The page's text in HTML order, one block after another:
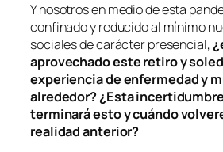
Y nosotros en medio de esta
confinado y reducido al mínimo
sociales de carácter presencial,
aprovechado este retiro y
experiencia de enfermedad y
alrededor? ¿Esta
terminará esto y cuándo
realidad anterior?